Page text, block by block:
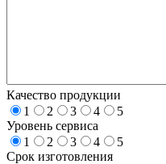
Качество продукции
1
2 3 4
5
Уровень сервиса
1
2 3 4
5
Срок изготовления